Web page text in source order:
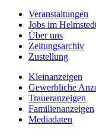
Veranstaltungen
Jobs im
Über uns
Zeitungsarchiv
Zustellung
Kleinanzeigen
Gewerbliche
Traueranzeigen
Familienanzeigen
Mediadaten